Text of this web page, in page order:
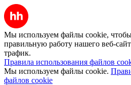
Мы используем файлы cookie, чтобы
правильную работу нашего веб-
трафик.
Правила использования файлов
Мы используем файлы cookie.
файлов cookie